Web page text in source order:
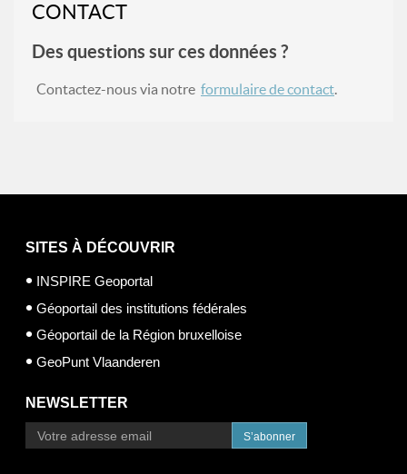
CONTACT
Des questions sur ces données ?
Contactez-nous via notre formulaire de contact.
SITES À DÉCOUVRIR
INSPIRE Geoportal
Géoportail des institutions fédérales
Géoportail de la Région bruxelloise
GeoPunt Vlaanderen
NEWSLETTER
S’abonner